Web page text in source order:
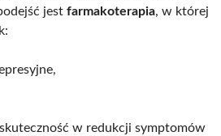
jest farmakoterapia, w której
w redukcji symptomów